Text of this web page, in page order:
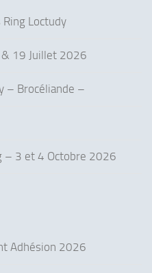
Loctudy
19 Juillet 2026
– Brocéliande –
– 3 et 4 Octobre 2026
Adhésion 2026